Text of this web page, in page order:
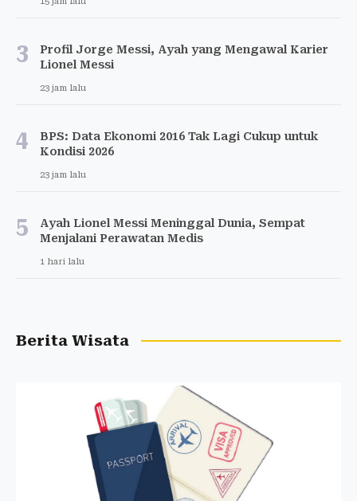
3
Profil Jorge Messi, Ayah yang Mengawal Karier
Lionel Messi
23 jam lalu
4
BPS: Data Ekonomi 2016 Tak Lagi Cukup untuk
Kondisi 2026
23 jam lalu
5
Ayah Lionel Messi Meninggal Dunia, Sempat
Menjalani Perawatan Medis
1 hari lalu
Berita Wisata